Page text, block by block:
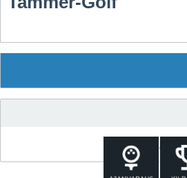
Ei kilpailuja vielä